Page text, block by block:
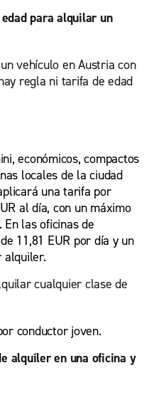
para alquilar un
vehículo en Austria con
regla ni tarifa de edad
económicos, compactos
locales de la ciudad
una tarifa por
al día, con un máximo
las oficinas de
11,81 EUR por día y un
alquiler.
cualquier clase de
conductor joven.
alquiler en una oficina y